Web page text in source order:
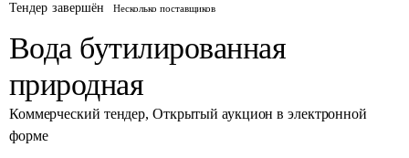
Тендер завершён Несколько поставщиков
Вода бутилированная
природная
Коммерческий тендер, Открытый аукцион в электронной
форме